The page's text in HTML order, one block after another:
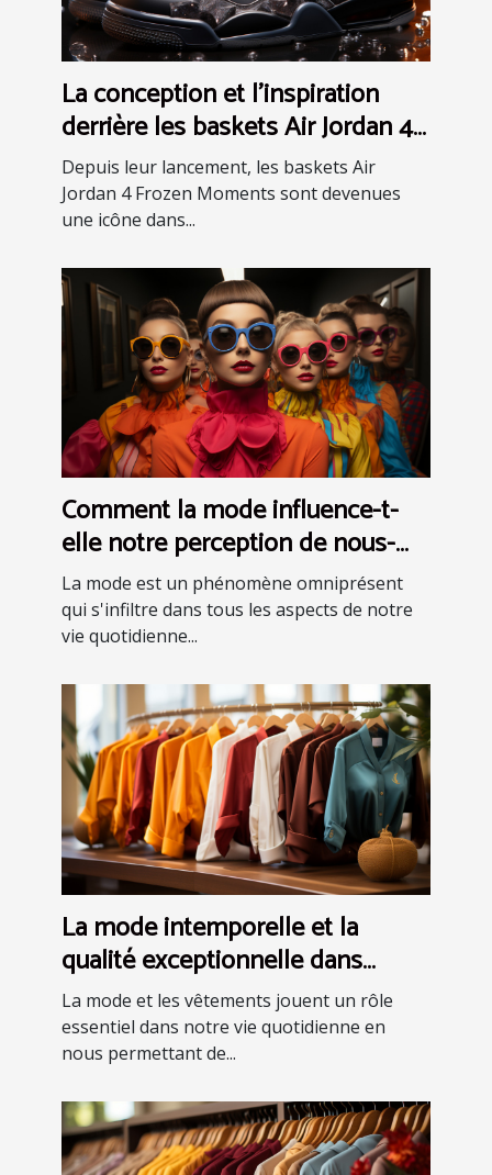
La conception et l'inspiration
derrière les baskets Air Jordan 4
Frozen Moments
Depuis leur lancement, les baskets Air
Jordan 4 Frozen Moments sont devenues
une icône dans...
Comment la mode influence-t-
elle notre perception de nous-
mêmes ?
La mode est un phénomène omniprésent
qui s'infiltre dans tous les aspects de notre
vie quotidienne...
La mode intemporelle et la
qualité exceptionnelle dans
l'univers des vêtements
La mode et les vêtements jouent un rôle
essentiel dans notre vie quotidienne en
nous permettant de...